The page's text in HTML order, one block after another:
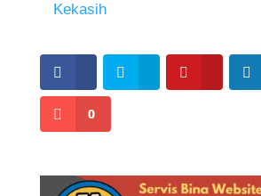
Kekasih
0